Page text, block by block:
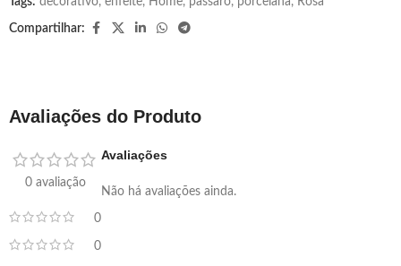
Compartilhar:
Avaliações do Produto
0 avaliação
0
0
Avaliações
Não há avaliações ainda.